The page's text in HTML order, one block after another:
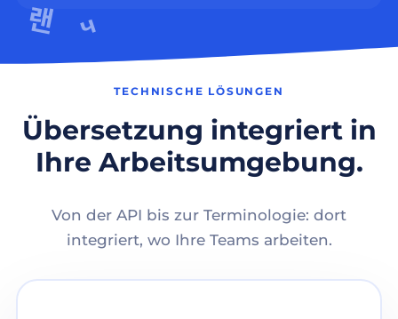
TECHNISCHE LÖSUNGEN
Übersetzung integriert in
Ihre Arbeitsumgebung.
Von der API bis zur Terminologie: dort
integriert, wo Ihre Teams arbeiten.